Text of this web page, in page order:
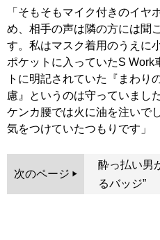
「そもそもマイク付きのイヤ
め、相手の声は隣の方には聞
す。私はマスク着用のうえに
ポケットに入っていたS Work
トに明記されていた『まわり
慮』というのは守っていまし
ケンカ腰では火に油を注いで
気をつけていたつもりです」
次のページ
酔っ払い男
るバッジ”